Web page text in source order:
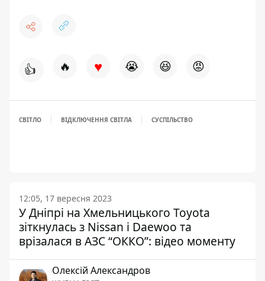
👍 🔥 ♥ 😭 😆 😡
СВІТЛО ВІДКЛЮЧЕННЯ СВІТЛА СУСПІЛЬСТВО
12:05, 17 вересня 2023
У Дніпрі на Хмельницького Toyota
зіткнулась з Nissan і Daewoo та
врізалася в АЗС “ОККО”: відео моменту
Олексій Александров